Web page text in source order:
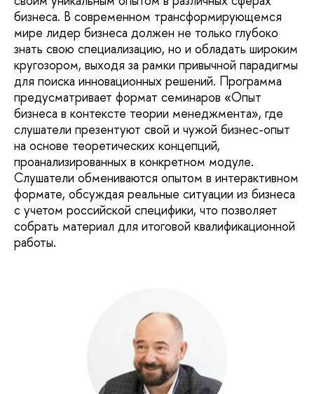
бизнеса. В современном трансформирующемся
мире лидер бизнеса должен не только глубоко
знать свою специализацию, но и обладать широким
кругозором, выходя за рамки привычной парадигмы
для поиска инновационных решений. Программа
предусматривает формат семинаров «Опыт
бизнеса в контексте теории менеджмента», где
слушатели презентуют свой и чужой бизнес-опыт
на основе теоретических концепций,
проанализированных в конкретном модуле.
Слушатели обмениваются опытом в интерактивном
формате, обсуждая реальные ситуации из бизнеса
с учетом российской специфики, что позволяет
собрать материал для итоговой квалификационной
работы.